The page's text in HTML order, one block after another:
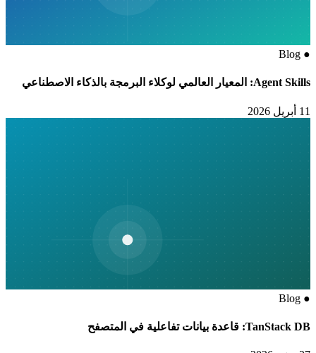
●
Blog
Agent Skills: المعيار العالمي لوكلاء البرمجة بالذكاء الاصطناعي
11 أبريل 2026
●
Blog
TanStack DB: قاعدة بيانات تفاعلية في المتصفح